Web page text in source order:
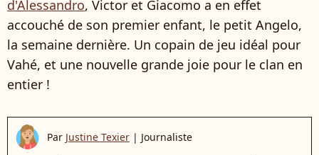
d'Alessandro, Victor et Giacomo a en effet
accouché de son premier enfant, le petit Angelo,
la semaine dernière. Un copain de jeu idéal pour
Vahé, et une nouvelle grande joie pour le clan en
entier !
Par Justine Texier | Journaliste